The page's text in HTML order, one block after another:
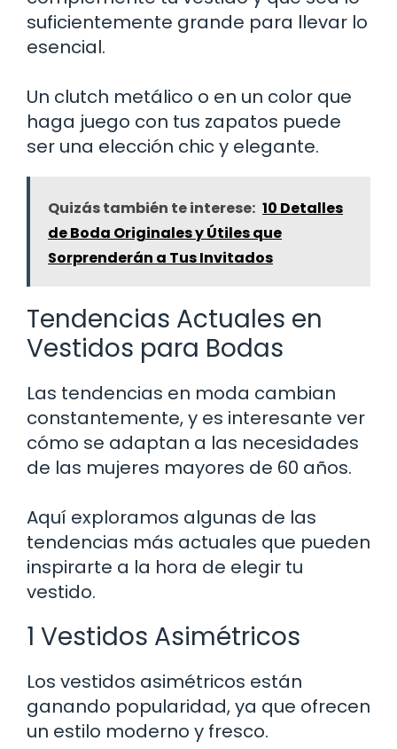
suficientemente grande para llevar lo
esencial.
Un clutch metálico o en un color que
haga juego con tus zapatos puede
ser una elección chic y elegante.
Quizás también te interese: 10 Detalles
de Boda Originales y Útiles que
Sorprenderán a Tus Invitados
Tendencias Actuales en
Vestidos para Bodas
Las tendencias en moda cambian
constantemente, y es interesante ver
cómo se adaptan a las necesidades
de las mujeres mayores de 60 años.
Aquí exploramos algunas de las
tendencias más actuales que pueden
inspirarte a la hora de elegir tu
vestido.
1 Vestidos Asimétricos
Los vestidos asimétricos están
ganando popularidad, ya que ofrecen
un estilo moderno y fresco.